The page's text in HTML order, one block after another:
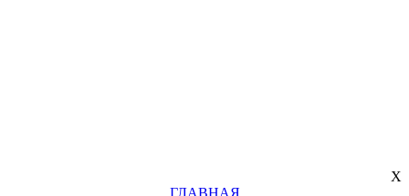
X
ГЛАВНАЯ